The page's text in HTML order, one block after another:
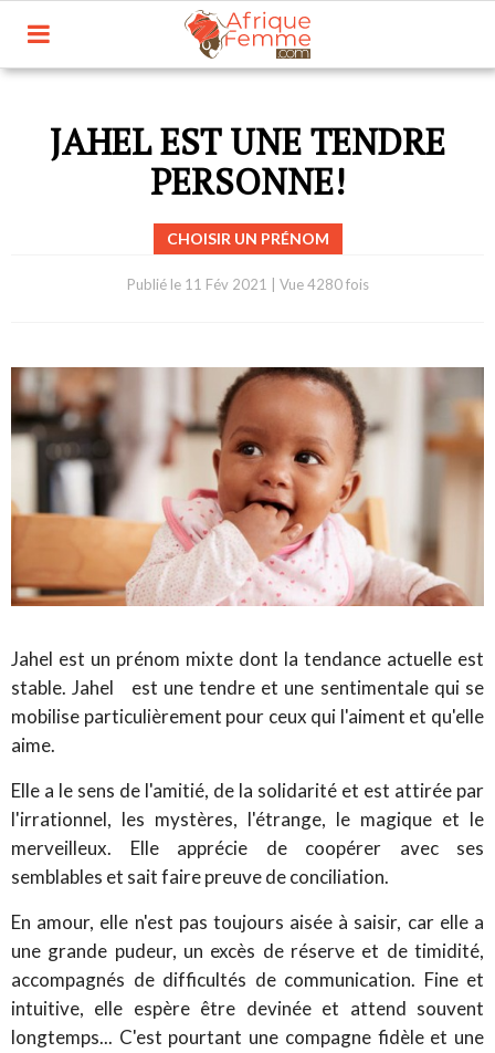
JAHEL EST UNE TENDRE
PERSONNE!
CHOISIR UN PRÉNOM
Publié le 11 Fév 2021 Vue 4280 fois
Jahel est un prénom mixte dont la tendance actuelle est
stable. Jahel est une tendre et une sentimentale qui se
mobilise particulièrement pour ceux qui l'aiment et qu'elle
aime.
Elle a le sens de l'amitié, de la solidarité et est attirée par
l'irrationnel, les mystères, l'étrange, le magique et le
merveilleux. Elle apprécie de coopérer avec ses
semblables et sait faire preuve de conciliation.
En amour, elle n'est pas toujours aisée à saisir, car elle a
une grande pudeur, un excès de réserve et de timidité,
accompagnés de difficultés de communication. Fine et
intuitive, elle espère être devinée et attend souvent
longtemps... C'est pourtant une compagne fidèle et une